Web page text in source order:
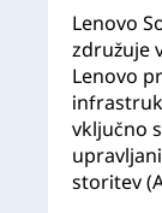
Lenovo
združuje
Lenovo
vključno
storitev